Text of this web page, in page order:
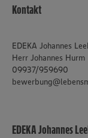
Kontakt
EDEKA Johannes
Herr Johannes Hurm
09937/959690
EDEKA Johannes